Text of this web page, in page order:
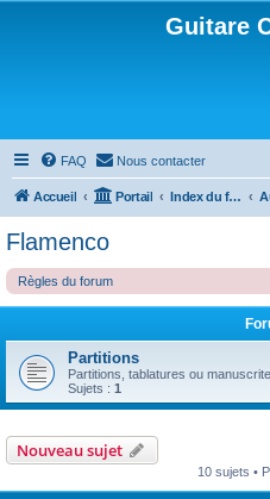
Guitare
FAQ Nous contacter
Accueil Portail Index du forum
Flamenco
Règles du forum
Partitions
Partitions, tablatures ou
Sujets : 1
Nouveau sujet
10 sujets •